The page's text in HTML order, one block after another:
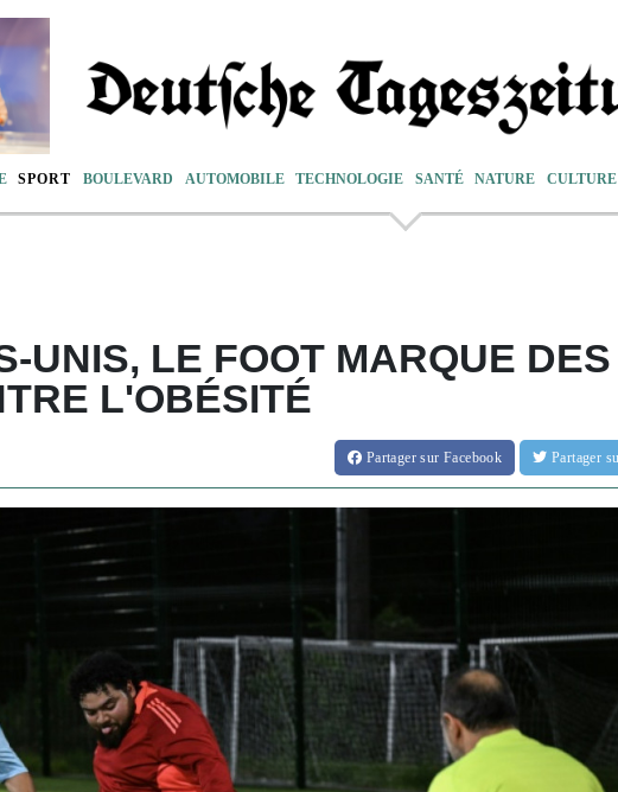
SPORT BOULEVARD AUTOMOBILE TECHNOLOGIE SANTÉ NATURE CULTURE
UNIS, LE FOOT MARQUE DES
L'OBÉSITÉ
Partagersur Facebook Partager